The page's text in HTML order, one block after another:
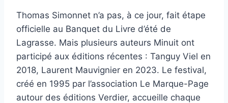
Thomas Simonnet n’a pas, à ce jour, fait étape
officielle au Banquet du Livre d’été de
Lagrasse. Mais plusieurs auteurs Minuit ont
participé aux éditions récentes : Tanguy Viel en
2018, Laurent Mauvignier en 2023. Le festival,
créé en 1995 par l’association Le Marque-Page
autour des éditions Verdier, accueille chaque